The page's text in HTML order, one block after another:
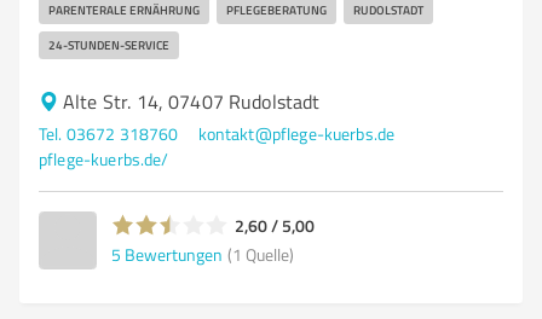
PARENTERALE ERNÄHRUNG PFLEGEBERATUNG RUDOLSTADT
24-STUNDEN-SERVICE
Alte Str. 14, 07407 Rudolstadt
Tel. 03672 318760
kontakt@pflege-kuerbs.de
pflege-kuerbs.de/
2,60 / 5,00
5 Bewertungen (1 Quelle)